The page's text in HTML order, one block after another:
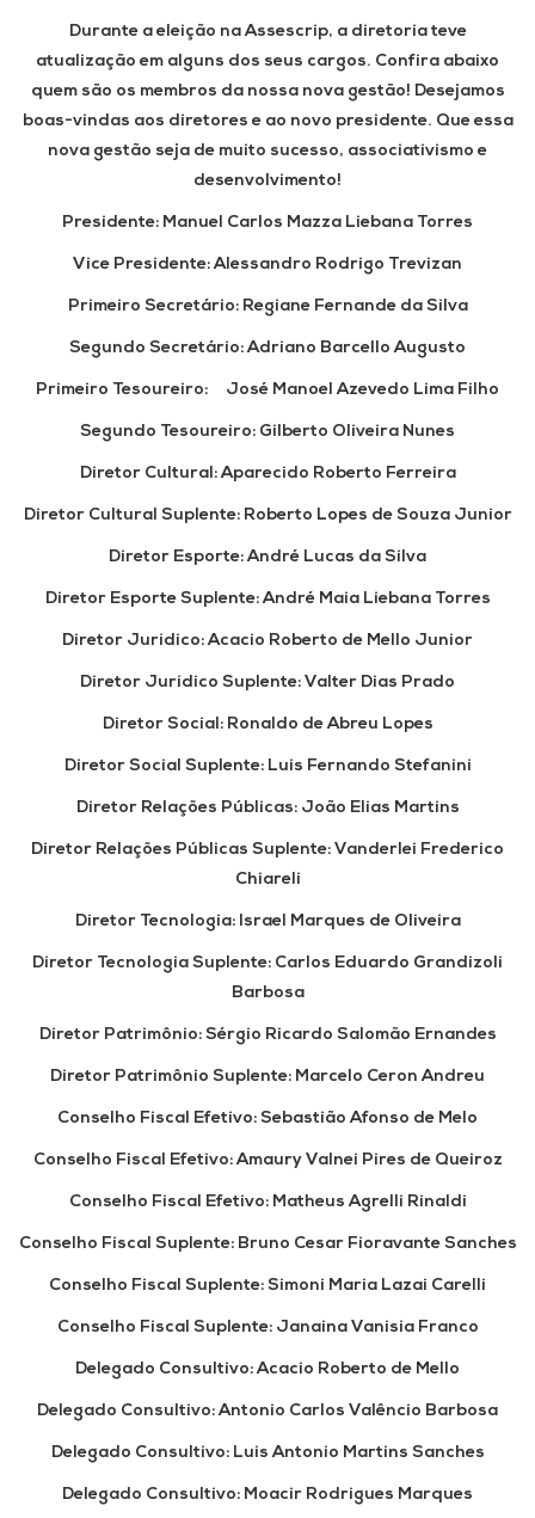
Durante a eleição na Assescrip, a diretoria teve
atualização em alguns dos seus cargos. Confira abaixo
quem são os membros da nossa nova gestão! Desejamos
boas-vindas aos diretores e ao novo presidente. Que essa
nova gestão seja de muito sucesso, associativismo e
desenvolvimento!
Presidente: Manuel Carlos Mazza Liebana Torres
Vice Presidente:Alessandro Rodrigo Trevizan
Primeiro Secretário:Regiane Fernande da Silva
Segundo Secretário:Adriano Barcello Augusto
Primeiro Tesoureiro: José Manoel Azevedo Lima Filho
Segundo Tesoureiro: Gilberto Oliveira Nunes
Diretor Cultural:Aparecido Roberto Ferreira
Diretor Cultural Suplente:Roberto Lopes de Souza Junior
Diretor Esporte:André Lucas da Silva
Diretor Esporte Suplente:André Maia Liebana Torres
Diretor Jurídico:Acacio Roberto de Mello Junior
Diretor Jurídico Suplente: Valter Dias Prado
Diretor Social:Ronaldo de Abreu Lopes
Diretor Social Suplente:Luis Fernando Stefanini
Diretor Relações Públicas:João Elias Martins
Diretor Relações Públicas Suplente: Vanderlei Frederico
Chiareli
Diretor Tecnologia:Israel Marques de Oliveira
Diretor Tecnologia Suplente: Carlos Eduardo Grandizoli
Barbosa
Diretor Patrimônio:Sérgio Ricardo Salomão Ernandes
Diretor Patrimônio Suplente: Marcelo Ceron Andreu
Conselho Fiscal Efetivo: Sebastião Afonso de Melo
Conselho Fiscal Efetivo:Amaury Valnei Pires de Queiroz
Conselho Fiscal Efetivo:Matheus Agrelli Rinaldi
Conselho Fiscal Suplente:Bruno Cesar Fioravante Sanches
Conselho Fiscal Suplente: Simoni Maria Lazai Carelli
Conselho Fiscal Suplente: Janaina Vanisia Franco
Delegado Consultivo:Acacio Roberto de Mello
Delegado Consultivo:Antonio Carlos Valêncio Barbosa
Delegado Consultivo:Luis Antonio Martins Sanches
Delegado Consultivo: Moacir Rodrigues Marques